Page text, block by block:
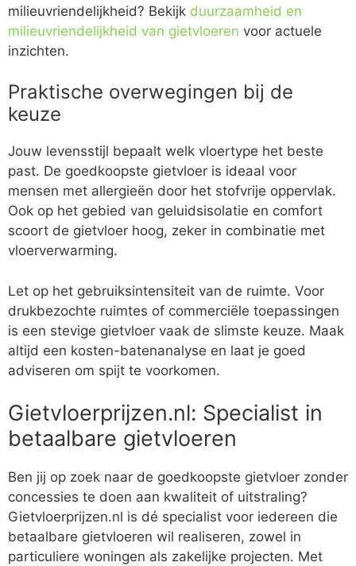
milieuvriendelijkheid? Bekijk duurzaamheid en
milieuvriendelijkheid van gietvloeren voor actuele
inzichten.
Praktische overwegingen bij de
keuze
Jouw levensstijl bepaalt welk vloertype het beste
past. De goedkoopste gietvloer is ideaal voor
mensen met allergieën door het stofvrije oppervlak.
Ook op het gebied van geluidsisolatie en comfort
scoort de gietvloer hoog, zeker in combinatie met
vloerverwarming.
Let op het gebruiksintensiteit van de ruimte. Voor
drukbezochte ruimtes of commerciële toepassingen
is een stevige gietvloer vaak de slimste keuze. Maak
altijd een kosten-batenanalyse en laat je goed
adviseren om spijt te voorkomen.
Gietvloerprijzen.nl: Specialist in
betaalbare gietvloeren
Ben jij op zoek naar de goedkoopste gietvloer zonder
concessies te doen aan kwaliteit of uitstraling?
Gietvloerprijzen.nl is dé specialist voor iedereen die
betaalbare gietvloeren wil realiseren, zowel in
particuliere woningen als zakelijke projecten. Met